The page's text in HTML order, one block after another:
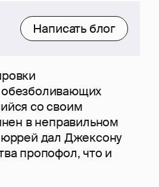
Написать блог
со своим
в неправильном
дал Джексону
пропофол, что и